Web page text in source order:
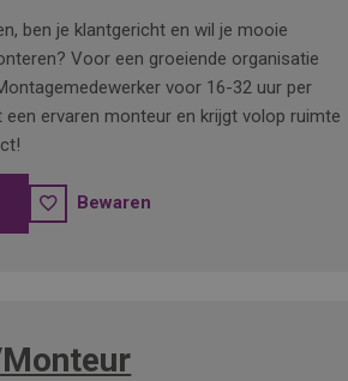
ben je klantgericht en wil je mooie
Voor een groeiende organisatie
voor 16-32 uur per
ervaren monteur en krijgt volop ruimte
Bewaren